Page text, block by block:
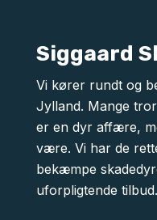
Siggaard
Vi kører rundt og
Jylland. Mange
er en dyr affære,
være. Vi har de
bekæmpe
uforpligtende tilbud.